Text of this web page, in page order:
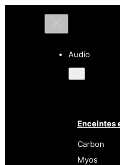
Audio
Enceintes
Carbon
Myos